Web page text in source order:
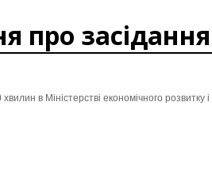
про засідання
в Міністерстві економічного розвитку